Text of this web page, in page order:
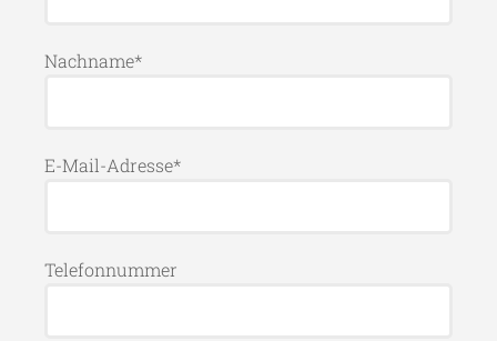
Nachname*
E-Mail-Adresse*
Telefonnummer